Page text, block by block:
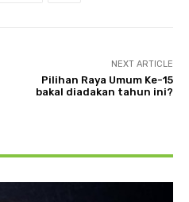
NEXT ARTICLE
Pilihan Raya Umum Ke-15
bakal diadakan tahun ini?